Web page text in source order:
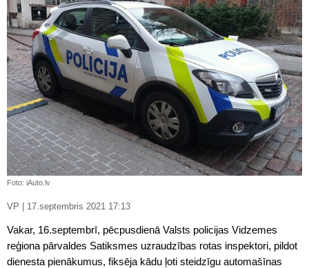
Foto: iAuto.lv
VP | 17.septembris 2021 17:13
Vakar, 16.septembrī, pēcpusdienā Valsts policijas Vidzemes
reģiona pārvaldes Satiksmes uzraudzības rotas inspektori, pildot
dienesta pienākumus, fiksēja kādu ļoti steidzīgu automašīnas